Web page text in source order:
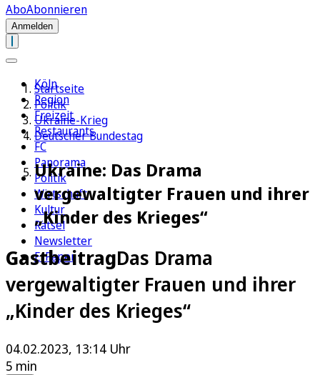
AboAbonnieren
Anmelden
Köln
Region
Freizeit
Restaurants
FC
Panorama
Politik
Wirtschaft
Kultur
Rätsel
Newsletter
E-Paper
Startseite
Politik
Ukraine-Krieg
Deutscher Bundestag
Ukraine: Das Drama
vergewaltigter Frauen und ihrer
„Kinder des Krieges“
GastbeitragDas Drama
vergewaltigter Frauen und ihrer
„Kinder des Krieges“
04.02.2023, 13:14 Uhr
5 min